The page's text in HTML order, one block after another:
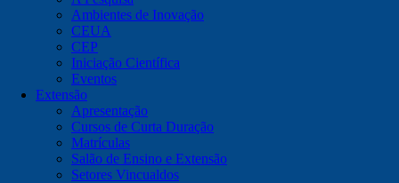
Ambientes de Inovação
CEUA
CEP
Iniciação Científica
Eventos
Extensão
Apresentação
Cursos de Curta Duração
Matrículas
Salão de Ensino e Extensão
Setores Vincualdos